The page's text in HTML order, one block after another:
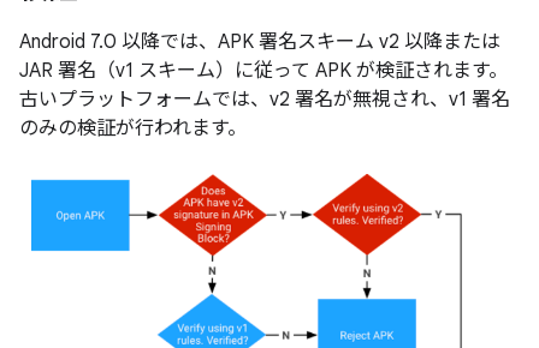
Android 7.0 以降では、APK 署名スキーム v2 以降または
JAR 署名（v1 スキーム）に従って APK が検証されます。
古いプラットフォームでは、v2 署名が無視され、v1 署名
のみの検証が行われます。